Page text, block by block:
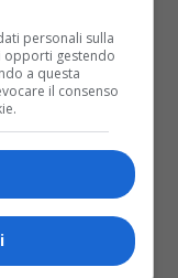
chiuso.
e Presta in
personali sulla
opporti gestendo
a questa
il consenso